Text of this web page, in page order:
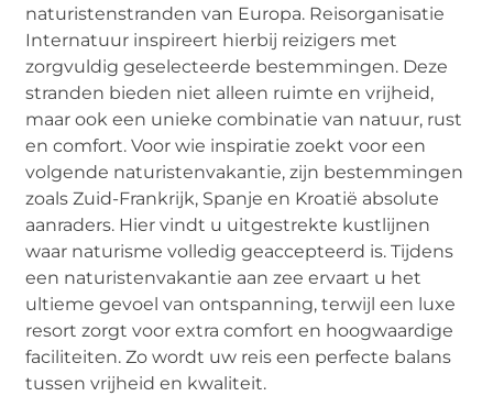
naturistenstranden van Europa. Reisorganisatie
Internatuur inspireert hierbij reizigers met
zorgvuldig geselecteerde bestemmingen. Deze
stranden bieden niet alleen ruimte en vrijheid,
maar ook een unieke combinatie van natuur, rust
en comfort. Voor wie inspiratie zoekt voor een
volgende naturistenvakantie, zijn bestemmingen
zoals Zuid-Frankrijk, Spanje en Kroatië absolute
aanraders. Hier vindt u uitgestrekte kustlijnen
waar naturisme volledig geaccepteerd is. Tijdens
een naturistenvakantie aan zee ervaart u het
ultieme gevoel van ontspanning, terwijl een luxe
resort zorgt voor extra comfort en hoogwaardige
faciliteiten. Zo wordt uw reis een perfecte balans
tussen vrijheid en kwaliteit.